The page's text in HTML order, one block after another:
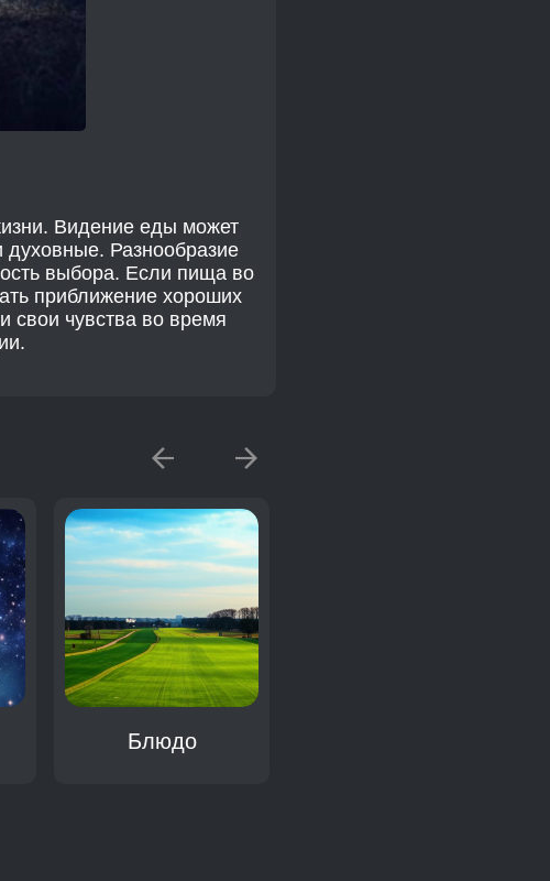
Видение еды может
Разнообразие
выбора. Если пища во
приближение хороших
свои чувства во время
Блюдо